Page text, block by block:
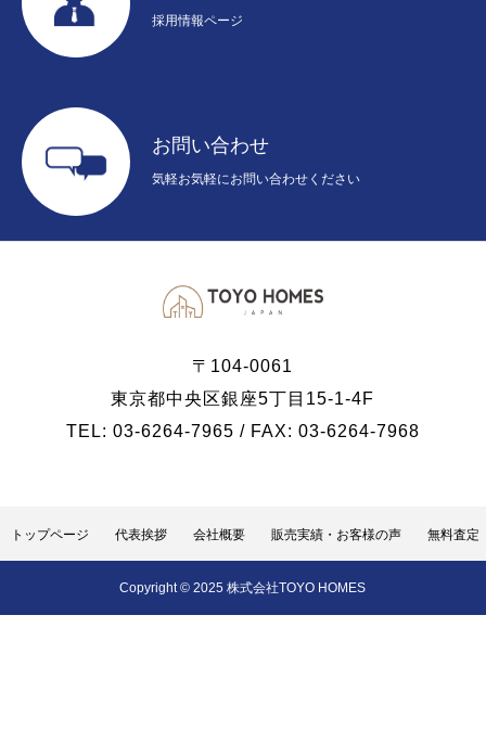
採用情報ページ
お問い合わせ
気軽お気軽にお問い合わせください
〒104-0061
東京都中央区銀座5丁目15-1-4F
TEL: 03-6264-7965 / FAX: 03-6264-7968
トップページ 代表挨拶 会社概要 販売実績・お客様の声 無料査定
Copyright © 2025 株式会社TOYO HOMES